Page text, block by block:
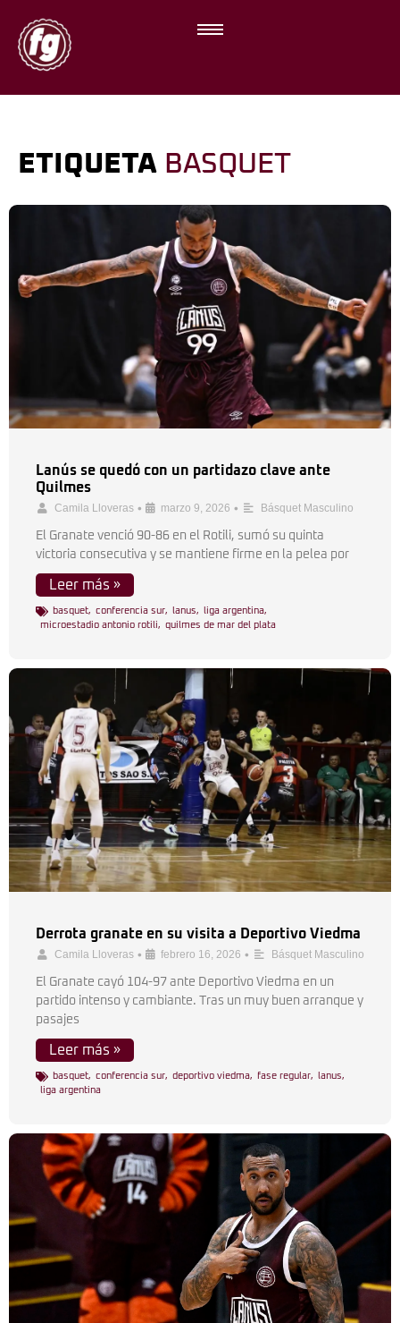
ETIQUETA BASQUET
Lanús se quedó con un partidazo clave ante
Quilmes
Camila Lloveras • marzo 9, 2026 • Básquet Masculino
El Granate venció 90-86 en el Rotili, sumó su quinta
victoria consecutiva y se mantiene firme en la pelea por
Leer más »
basquet, conferencia sur, lanus, liga argentina,
microestadio antonio rotili, quilmes de mar del plata
Derrota granate en su visita a Deportivo Viedma
Camila Lloveras • febrero 16, 2026 • Básquet Masculino
El Granate cayó 104-97 ante Deportivo Viedma en un
partido intenso y cambiante. Tras un muy buen arranque y
pasajes
Leer más »
basquet, conferencia sur, deportivo viedma, fase regular, lanus,
liga argentina